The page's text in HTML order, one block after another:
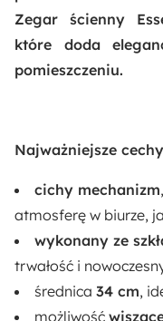
Do
Głębokość:
Długość:
Rodzaj:
Wiszący
Funkcje:
Cichy mechanizm
Zegar ścienny
które doda
pomieszczeniu.
Najważniejsze
cichy mechanizm
atmosferę w biurze,
wykonany ze
trwałość i
średnica 34 cm,
możliwość